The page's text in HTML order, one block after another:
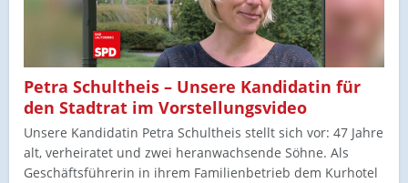
Petra Schultheis – Unsere Kandidatin für
den Stadtrat im Vorstellungsvideo
Unsere Kandidatin Petra Schultheis​ stellt sich vor:​ 47 Jahre
alt, verheiratet und zwei heranwachsende Söhne. Als
Geschäftsführerin in ihrem Familienbetrieb dem Kurhotel